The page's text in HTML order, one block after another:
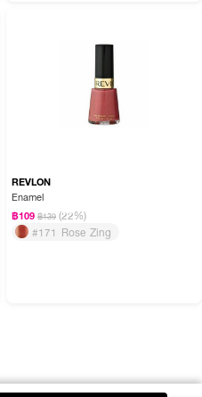
REVLON
Enamel
฿109 ฿139 (22%)
#171 Rose Zing